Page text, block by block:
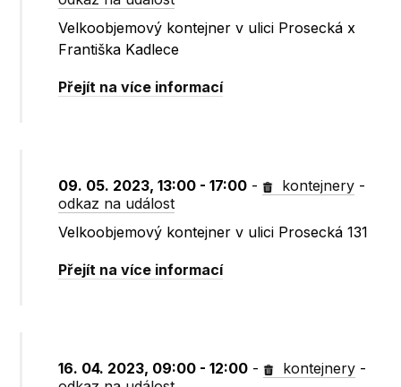
Velkoobjemový kontejner v ulici Prosecká x
Františka Kadlece
Přejít na více informací
09. 05. 2023, 13:00 - 17:00 - kontejnery -
odkaz na událost
Velkoobjemový kontejner v ulici Prosecká 131
Přejít na více informací
16. 04. 2023, 09:00 - 12:00 - kontejnery -